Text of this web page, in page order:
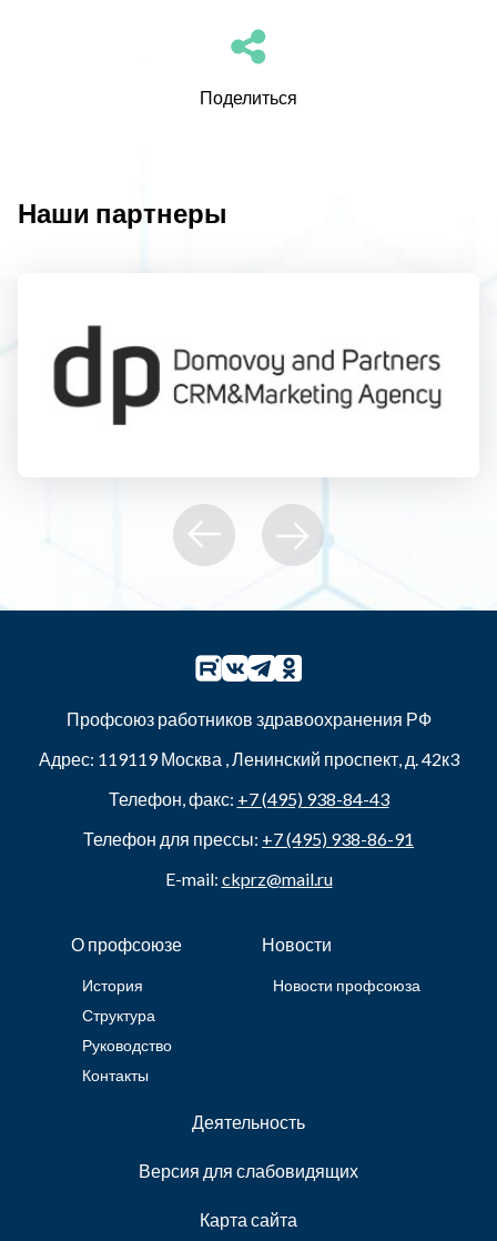
Поделиться
Наши партнеры
Профсоюз работников здравоохранения РФ
Адрес: 119119Москва Ленинский проспект, д. 42к3
Телефон, факс: +7 (495) 938-84-43
Телефон для прессы: +7 (495) 938-86-91
E-mail: ckprz@mail.ru
О профсоюзе
История
Структура
Руководство
Контакты
Новости
Новости профсоюза
Деятельность
Версия для слабовидящих
Карта сайта